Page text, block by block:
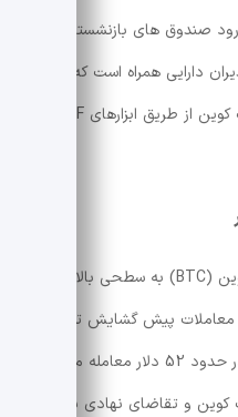
صندوق های بازنشستگی،
دارایی همراه است که به
دنبال دسترسی ساختاریافته به بیت کوین از طریق ابزارهای ETF
در زمان نگارش این گزارش، بیت کوین (BTC) به سطحی بالاتر از
معاملات پیش گشایش تقریباً
2٪ رشد نشان می داد و هر سهم در حدود 52 دلار معامله می
و تقاضای نهادی برای